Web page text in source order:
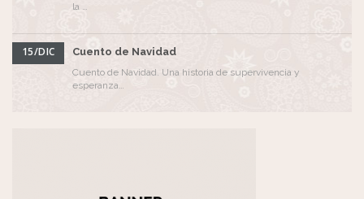
la …
15/DIC Cuento de Navidad
Cuento de Navidad. Una historia de supervivencia y
esperanza…